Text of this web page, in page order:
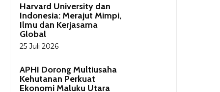
Harvard University dan
Indonesia: Merajut Mimpi,
Ilmu dan Kerjasama
Global
25 Juli 2026
APHI Dorong Multiusaha
Kehutanan Perkuat
Ekonomi Maluku Utara